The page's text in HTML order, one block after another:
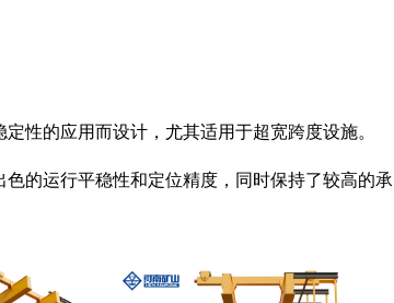
性的应用而设计，尤其适用于超宽跨度设施。
的运行平稳性和定位精度，同时保持了较高的承